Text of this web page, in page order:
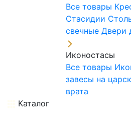
Все товары
Стасидии
свечные Двери
Иконостасы
Все товары
завесы на
врата
Каталог